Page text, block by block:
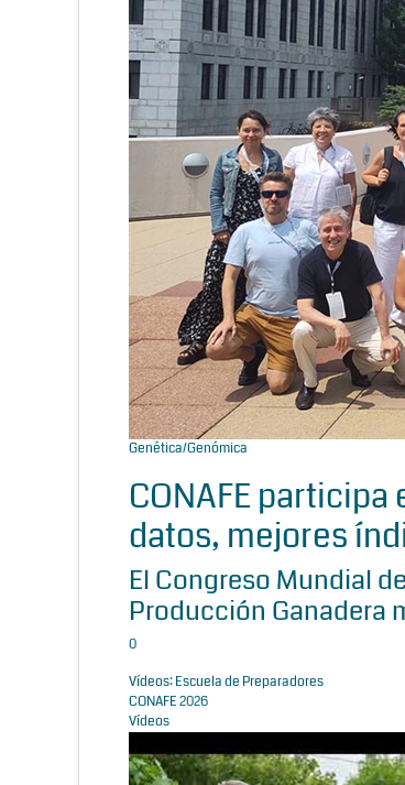
Genética/Genómica
CONAFE participa
datos, mejores
El Congreso Mundial
Producción Ganadera
0
Vídeos: Escuela de Preparadores
CONAFE 2026
Vídeos